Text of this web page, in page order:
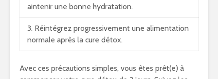
aintenir une bonne hydratation.
3. Réintégrez progressivement une alimentation
normale après la cure détox.
Avec ces précautions simples, vous êtes prêt(e) à